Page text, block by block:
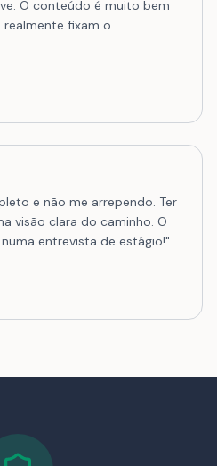
O conteúdo é muito bem
fixam o
e não me arrependo. Ter
visão clara do caminho. O
entrevista de estágio!"